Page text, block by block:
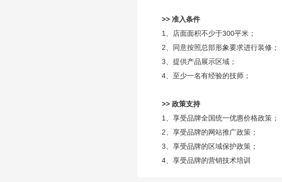
>> 准入条件
1、店面面积不少于300平米；
2、同意按照总部形象要求进行装修；
3、提供产品展示区域；
4、至少一名有经验的技师；
>> 政策支持
1、享受品牌全国统一优惠价格政策；
2、享受品牌的网站推广政策；
3、享受品牌的区域保护政策；
4、享受品牌的营销技术培训